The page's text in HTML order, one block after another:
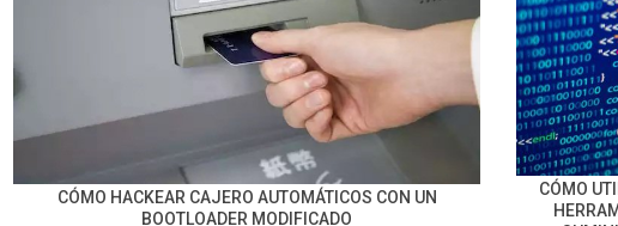
CÓMO HACKEAR CAJERO AUTOMÁTICOS CON UN
BOOTLOADER MODIFICADO
CÓMO